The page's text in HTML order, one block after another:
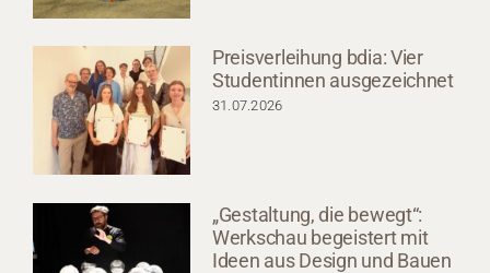
Preisverleihung bdia: Vier
Studentinnen ausgezeichnet
31.07.2026
„Gestaltung, die bewegt“:
Werkschau begeistert mit
Ideen aus Design und Bauen